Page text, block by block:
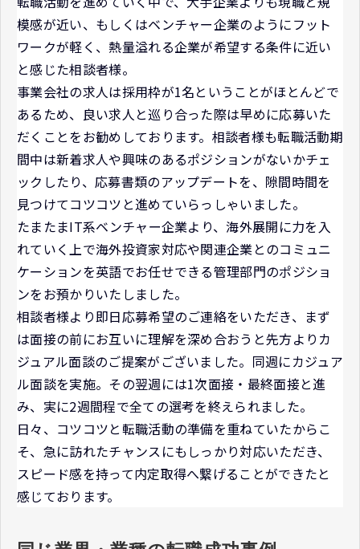
模感が近い、もしくはベンチャー企業のようにフット
ワークが軽く、熱量溢れる企業が希望する条件に近い
と感じた相談者様。
事業会社の求人は採用枠が1名ということがほとんどで
あるため、良い求人と巡り合った際は早めに応募いた
だくことをお勧めしております。相談者様も転職活動期
間中は新着求人や興味のあるポジションがないかチェ
ックしたり、応募書類のアップデートを、隙間時間を
見つけてコツコツと進めていらっしゃいました。
たまたまIT系ベンチャー企業より、海外展開に力を入
れていく上で海外投資家対応や関連企業とのコミュニ
ケーションを英語でお任せできる管理部門のポジショ
ンをお預かりいたしました。
相談者様より即日応募希望のご連絡をいただき、まず
は面接の前にお互いに理解を深め合おうと先方よりカ
ジュアル面談のご提案がございました。同週にカジュア
ル面談を実施。その翌週には1次面接・最終面接と進
み、実に2週間程で全ての選考を終えられました。
日々、コツコツと転職活動の準備を重ねていたからこ
そ、急に訪れたチャンスにもしっかり対応いただき、
スピード感を持って内定取得へ繋げることができたと
感じております。